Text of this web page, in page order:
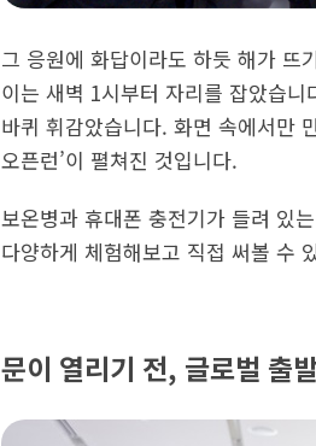
그 응원에 화답이라도 하듯 해가 뜨
이는 새벽 1시부터 자리를 잡았습
바퀴 휘감았습니다. 화면 속에서만
오픈런’이 펼쳐진 것입니다.
보온병과 휴대폰 충전기가 들려 있
다양하게 체험해보고 직접 써볼 수
문이 열리기 전, 글로벌 출